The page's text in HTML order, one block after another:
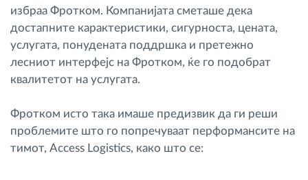
избраа Фротком. Компанијата сметаше дека
достапните карактеристики, сигурноста, цената,
услугата, понудената поддршка и претежно
лесниот интерфејс на Фротком, ќе го подобрат
квалитетот на услугата.
Фротком исто така имаше предизвик да ги реши
проблемите што го попречуваат перформансите на
тимот, Access Logistics, како што се: